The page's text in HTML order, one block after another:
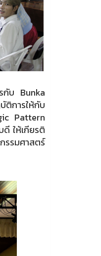
กับ Bunka
ติการให้กับ
Pattern
ให้เกียรติ
รรมศาสตร์